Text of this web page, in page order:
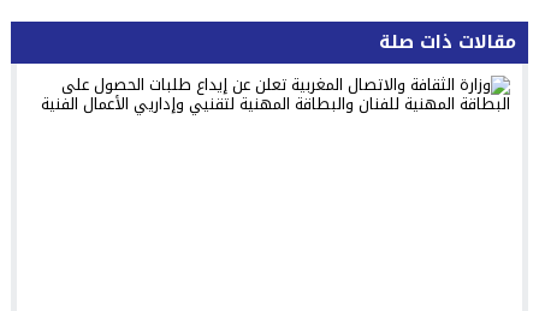
مقالات ذات صلة